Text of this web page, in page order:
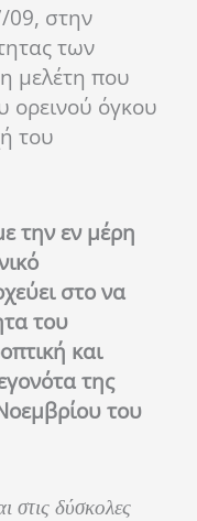
09, στην
των
μελέτη που
ορεινού όγκου
του
την εν μέρη
στο να
του
και
της
του
στις δύσκολες